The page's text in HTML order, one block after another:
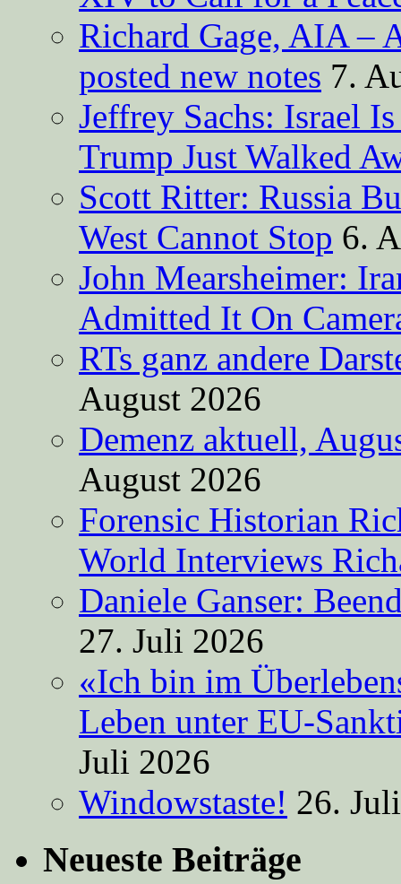
Richard Gage, AIA –
posted new notes 7.
Jeffrey Sachs: Israel
Trump Just Walked
Scott Ritter: Russia
West Cannot Stop 6.
John Mearsheimer:
Admitted It On
RTs ganz andere
August 2026
Demenz aktuell,
August 2026
Forensic Historian
World Interviews
Daniele Ganser:
27. Juli 2026
«Ich bin im
Leben unter EU-
Juli 2026
Windowstaste! 26.
Neueste Beiträge